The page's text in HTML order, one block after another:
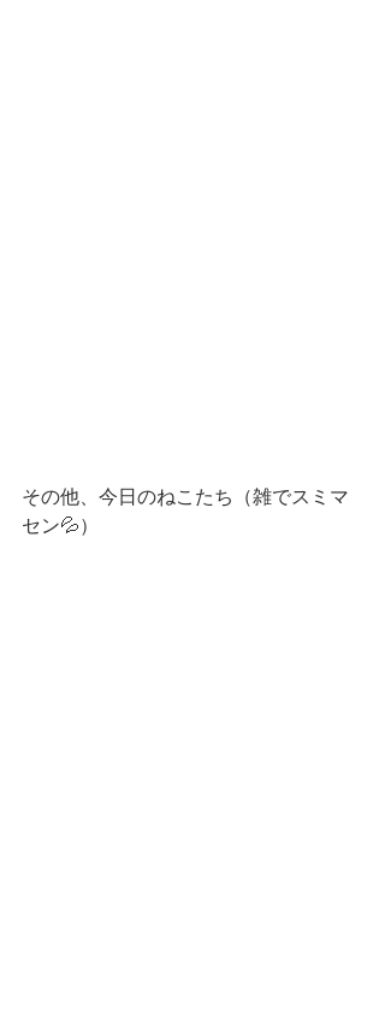
その他、今日のねこたち（雑でスミマ
セン💦）